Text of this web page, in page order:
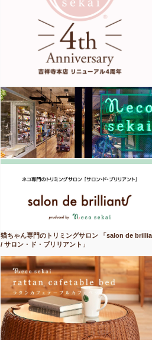
猫ちゃん専門のトリミングサロン 「salon de
/ サロン・ド・ブリリアント」